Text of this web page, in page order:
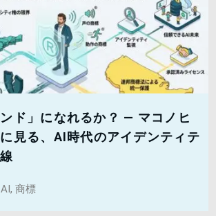
ド」になれるか？ — マコノヒ
見る、AI時代のアイデンティテ
AI, 商標